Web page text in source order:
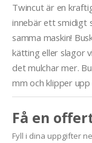
Twincut är en
innebär ett smidigt
samma maskin!
kätting eller slagor
det mulchar mer.
mm och klipper
Få en
Fyll i dina uppgifter